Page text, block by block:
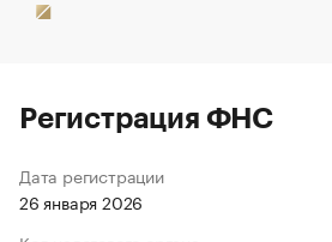
Регистрация ФНС
Дата регистрации
26 января 2026